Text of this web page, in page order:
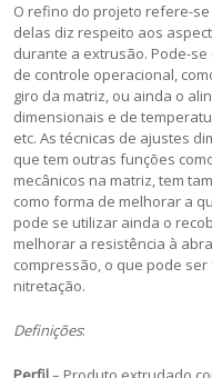
O refino do projeto refere-
delas diz respeito aos
durante a extrusão. Pode-
de controle operacional,
giro da matriz, ou ainda o
dimensionais e de
etc. As técnicas de ajustes
que tem outras funções
mecânicos na matriz, tem
como forma de melhorar a
pode se utilizar ainda o
melhorar a resistência à
compressão, o que pode
nitretação.
Definições: